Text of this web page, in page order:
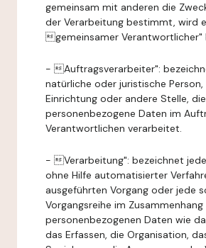
gemeinsam mit anderen die
der Verarbeitung bestimmt, wird
gemeinsamer Verantwortlicher"
- Auftragsverarbeiter":
natürliche oder juristische Person,
Einrichtung oder andere Stelle, die
personenbezogene Daten im
Verantwortlichen verarbeitet.
- Verarbeitung": bezeichnet
ohne Hilfe automatisierter
ausgeführten Vorgang oder jede
Vorgangsreihe im
personenbezogenen Daten wie
das Erfassen, die Organisation,